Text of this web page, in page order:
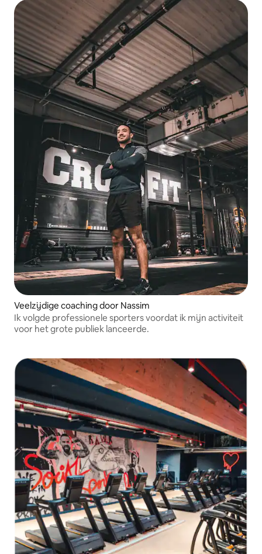
Veelzijdige coaching door Nassim
Ik volgde professionele sporters voordat ik mijn activiteit
voor het grote publiek lanceerde.